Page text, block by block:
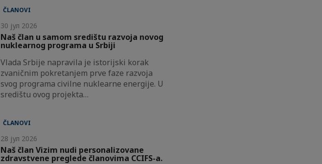
ČLANOVI
30 јул 2026
Naš član u samom središtu razvoja novog
nuklearnog programa u Srbiji
Vlada Srbije napravila je istorijski korak
zvaničnim pokretanjem prve faze razvoja
svog programa civilne nuklearne energije. U
središtu ovog projekta…
ČLANOVI
28 јул 2026
Naš član Vizim nudi personalizovane
zdravstvene preglede članovima CCIFS-a.